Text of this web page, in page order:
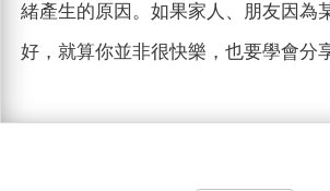
緒產生的原因。如果家人、朋友因為
好，就算你並非很快樂，也要學會分